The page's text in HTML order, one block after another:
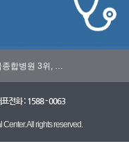
종합병원 3위, …
전화 : 1588 - 0063
All rights reserved.